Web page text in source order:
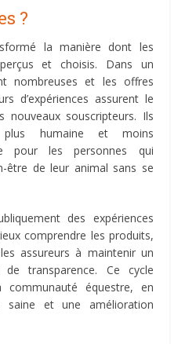
?
la manière dont les
et choisis. Dans un
nombreuses et les offres
d’expériences assurent le
souscripteurs. Ils
humaine et moins
pour les personnes qui
être de leur animal sans se
des expériences
comprendre les produits,
assureurs à maintenir un
transparence. Ce cycle
équestre, en
saine et une amélioration